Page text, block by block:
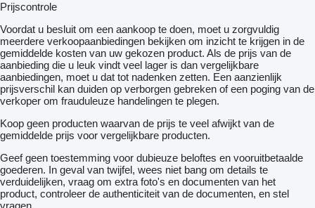
Zeer nette NL truck van 1e eigenaar
Direct inzetbaar
= Meer informatie =
Algemene informatie
Opbouw: Standaard trekker
Cabine: SSC
Serienummer: XLRTEH4300G090989
Vooras: Bandenmaat: 385/65 R22.5; Max. aslast: 8000 kg;
Meesturend; Bandenprofiel links: 50%; Bandenprofiel rechts:
50%
Achteras: Bandenmaat: 315/70 R22.5; Max. aslast: 11500 kg;
Prijscontrole
Voordat u besluit om een ​​aankoop te doen, moet u zorgvuldig
meerdere verkoopaanbiedingen bekijken om inzicht te krijgen in de
gemiddelde kosten van uw gekozen product. Als de prijs van de
aanbieding die u leuk vindt veel lager is dan vergelijkbare
aanbiedingen, moet u dat tot nadenken zetten. Een aanzienlijk
prijsverschil kan duiden op verborgen gebreken of een poging van de
verkoper om frauduleuze handelingen te plegen.
Koop geen producten waarvan de prijs te veel afwijkt van de
gemiddelde prijs voor vergelijkbare producten.
Geef geen toestemming voor dubieuze beloftes en vooruitbetaalde
goederen. In geval van twijfel, wees niet bang om details te
verduidelijken, vraag om extra foto's en documenten van het
product, controleer de authenticiteit van de documenten, en stel